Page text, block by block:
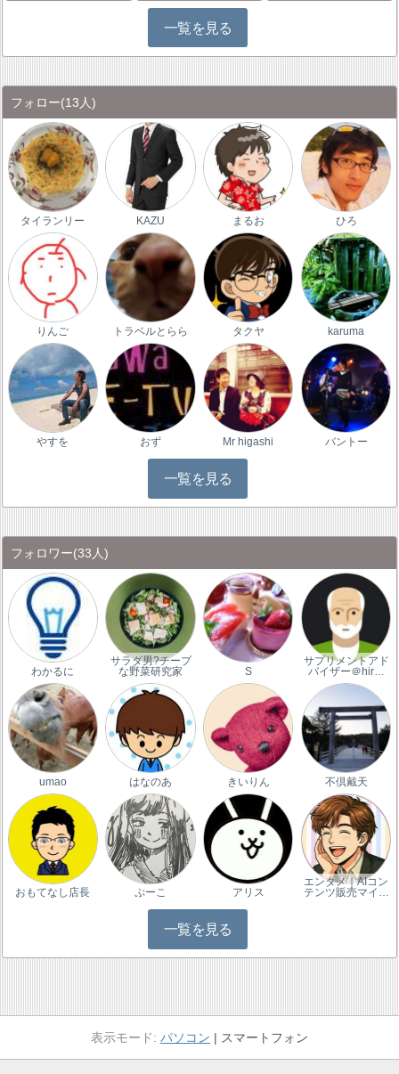
一覧を見る
フォロー(13人)
タイランリー KAZU まるお ひろ
りんご トラベルとらら タクヤ karuma
やすを おず Mr higashi バントー
一覧を見る
フォロワー(33人)
わかるに
サラダ男?チープ
な野菜研究家
S
サプリメントアド
バイザー＠hir…
umao はなのあ きいりん 不倶戴天
おもてなし店長 ぷーこ アリス
エンタメ｜AIコン
テンツ販売マイ…
一覧を見る
パソコン スマートフォン